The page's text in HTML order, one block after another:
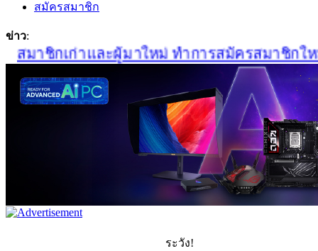
สมัครสมาชิก
ข่าว:
สมาชิกเก่าและผู้มาใหม่ ทำการสมัครสมาชิกใหม่
ระวัง!